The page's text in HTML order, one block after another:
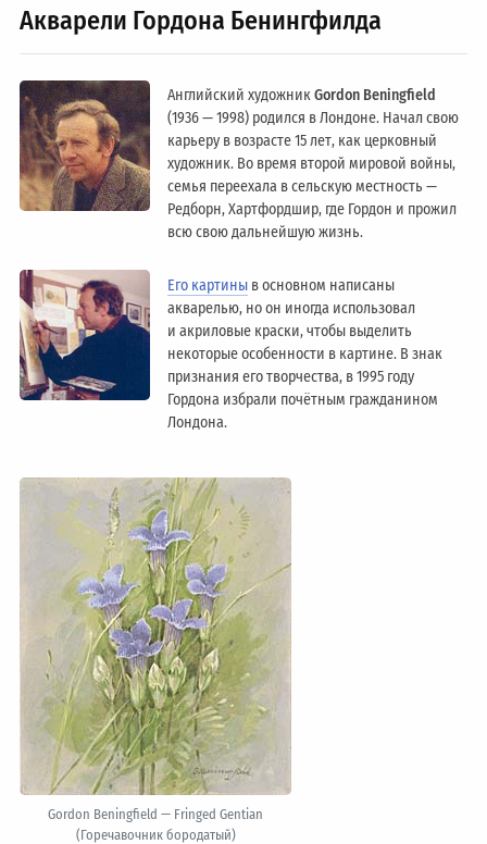
Акварели Гордона Бенингфилда
Английский художникGordon Beningfield
(1936 — 1998) родился в Лондоне. Начал свою
карьеру в возрасте 15 лет, как церковный
художник. Во время второй мировой войны,
семья переехала в сельскую местность —
Редборн, Хартфордшир, где Гордон и прожил
всю свою дальнейшую жизнь.
Его картины в основном написаны
акварелью, но он иногда использовал
и акриловые краски, чтобы выделить
некоторые особенности в картине. В знак
признания его творчества, в 1995 году
Гордона избрали почётным гражданином
Лондонa.
Gordon Beningfield — Fringed Gentian
(Горечавочник бородатый)